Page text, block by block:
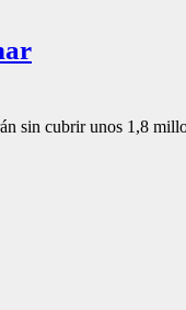
sin cubrir unos 1,8